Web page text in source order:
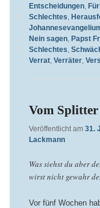
Entscheidungen,
Schlechtes
Nein sagen, Papst
Schlechtes
Verrat, Verräter,
Vom
Veröffentlicht am 31.
Lackmann
Was siehst du aber
wirst nicht gewahr
Vor fünf Wochen